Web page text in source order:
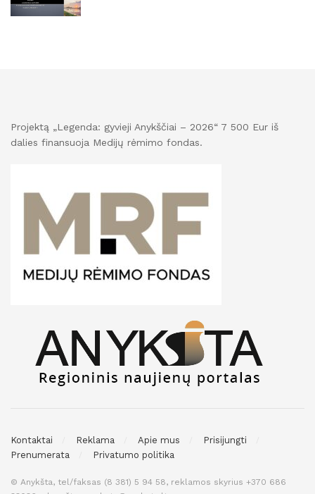
Projektą „Legenda: gyvieji Anykščiai – 2026“ 7 500 Eur iš
dalies finansuoja Medijų rėmimo fondas.
Kontaktai Reklama Apie mus
Prisijungti
Prenumerata
Privatumo politika
© Anykšta, tel/faksas (8 381) 5 94 58, reklamos skyrius +370 686